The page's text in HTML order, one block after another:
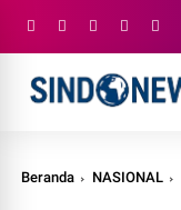
Beranda NASIONAL